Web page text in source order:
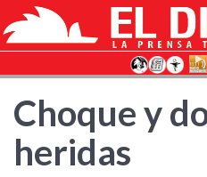
Choque y
heridas